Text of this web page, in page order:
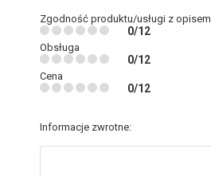
Zgodność produktu/usługi z opisem
0/12
Obsługa
0/12
Cena
0/12
Informacje zwrotne: